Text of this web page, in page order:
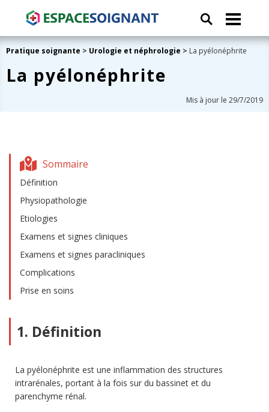
Pratique soignante > Urologie et néphrologie > La pyélonéphrite
La pyélonéphrite
Mis à jour le 29/7/2019
Sommaire
Définition
Physiopathologie
Etiologies
Examens et signes cliniques
Examens et signes paracliniques
Complications
Prise en soins
1. Définition
La pyélonéphrite est une inflammation des structures
intrarénales, portant à la fois sur du bassinet et du
parenchyme rénal.